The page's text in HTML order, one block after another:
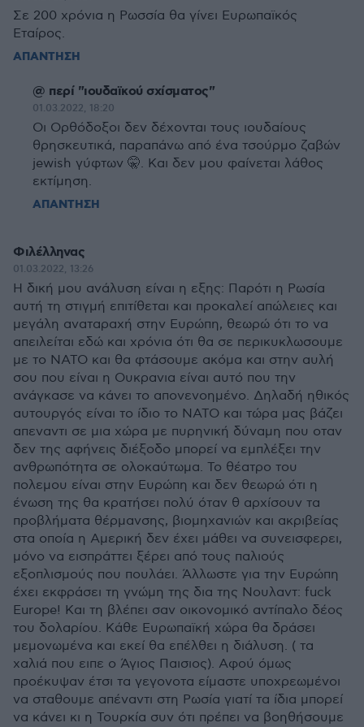
Σε 200 χρόνια η Ρωσσία θα γίνει Ευρωπαϊκός
Εταίρος.
ΑΠΑΝΤΗΣΗ
@ περί "ιουδαϊκού σχίσματος"
01.03.2022, 18:20
Οι Ορθόδοξοι δεν δέχονται τους ιουδαίους
θρησκευτικά, παραπάνω από ένα τσούρμο ζαβών
jewish γύφτων 🤫. Και δεν μου φαίνεται λάθος
εκτίμηση.
ΑΠΑΝΤΗΣΗ
Φιλέλληνας
01.03.2022, 13:26
Η δική μου ανάλυση είναι η εξης: Παρότι η Ρωσία
αυτή τη στιγμή επιτίθεται και προκαλεί απώλειες και
μεγάλη αναταραχή στην Ευρώπη, θεωρώ ότι το να
απειλείται εδώ και χρόνια ότι θα σε περικυκλωσουμε
με το ΝΑΤΟ και θα φτάσουμε ακόμα και στην αυλή
σου που είναι η Ουκρανια είναι αυτό που την
ανάγκασε να κάνει το απονενοημένο. Δηλαδή ηθικός
αυτουργός είναι το ίδιο το ΝΑΤΟ και τώρα μας βάζει
απεναντι σε μια χώρα με πυρηνική δύναμη που οταν
δεν της αφήνεις διέξοδο μπορεί να εμπλέξει την
ανθρωπότητα σε ολοκαύτωμα. Το θέατρο του
πολεμου είναι στην Ευρώπη και δεν θεωρώ ότι η
ένωση της θα κρατήσει πολύ όταν θ αρχίσουν τα
προβλήματα θέρμανσης, βιομηχανιών και ακριβείας
στα οποία η Αμερική δεν έχει μάθει να συνεισφερει,
μόνο να εισπράττει ξέρει από τους παλιούς
εξοπλισμούς που πουλάει. Άλλωστε για την Ευρώπη
έχει εκφράσει τη γνώμη της δια της Νουλαντ: fuck
Europe! Και τη βλέπει σαν οικονομικό αντίπαλο δέος
του δολαρίου. Κάθε Ευρωπαϊκή χώρα θα δράσει
μεμονωμένα και εκεί θα επέλθει η διάλυση. ( τα
χαλιά που ειπε ο Άγιος Παισιος). Αφού όμως
προέκυψαν έτσι τα γεγονοτα είμαστε υποχρεωμένοι
να σταθουμε απέναντι στη Ρωσία γιατί τα ίδια μπορεί
να κάνει κι η Τουρκία συν ότι πρέπει να βοηθήσουμε